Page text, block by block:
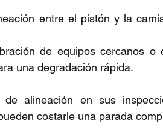
entre el pistón y la
de equipos cercanos o
una degradación rápida.
de alineación en sus
costarle una parada